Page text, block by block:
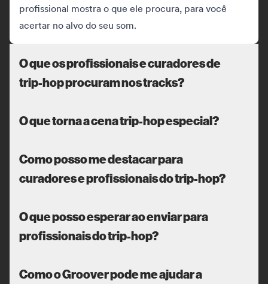
profissional mostra o que ele procura, para você
acertar no alvo do seu som.
O que os profissionais e curadores de
trip-hop procuram nos tracks?
O que torna a cena trip-hop especial?
Como posso me destacar para
curadores e profissionais do trip-hop?
O que posso esperar ao enviar para
profissionais do trip-hop?
Como o Groover pode me ajudar a